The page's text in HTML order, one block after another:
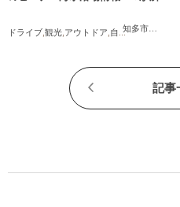
知多市常滑市
ドライブ,観光,アウトドア,自然 ,まちネタ
記事